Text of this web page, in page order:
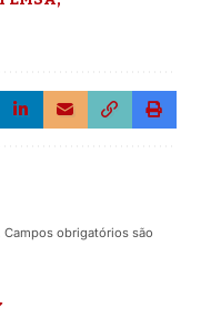
Campos obrigatórios são